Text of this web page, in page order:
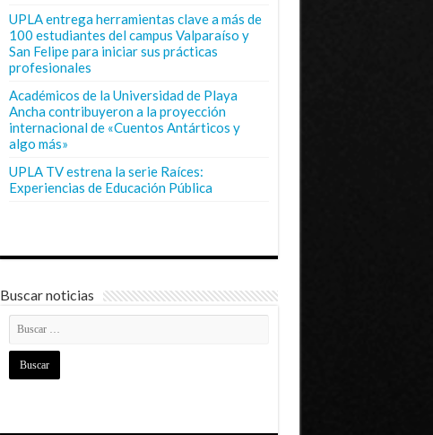
UPLA entrega herramientas clave a más de
100 estudiantes del campus Valparaíso y
San Felipe para iniciar sus prácticas
profesionales
Académicos de la Universidad de Playa
Ancha contribuyeron a la proyección
internacional de «Cuentos Antárticos y
algo más»
UPLA TV estrena la serie Raíces:
Experiencias de Educación Pública
Buscar noticias